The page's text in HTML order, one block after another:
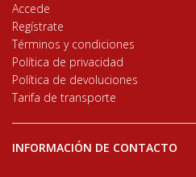
Accede
Regístrate
Términos y condiciones
Política de privacidad
Política de devoluciones
Tarifa de transporte
INFORMACIÓN DE CONTACTO